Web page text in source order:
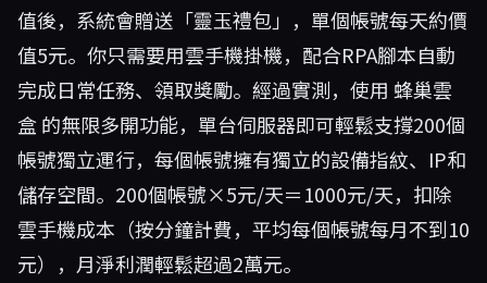
值後，系統會贈送「靈玉禮包」，單個帳號每天約價
值5元。你只需要用雲手機掛機，配合RPA腳本自動
完成日常任務、領取獎勵。經過實測，使用 蜂巢雲
盒的無限多開功能，單台伺服器即可輕鬆支撐200個
帳號獨立運行，每個帳號擁有獨立的設備指紋、IP和
儲存空間。200個帳號×5元/天＝1000元/天，扣除
雲手機成本（按分鐘計費，平均每個帳號每月不到10
元），月淨利潤輕鬆超過2萬元。